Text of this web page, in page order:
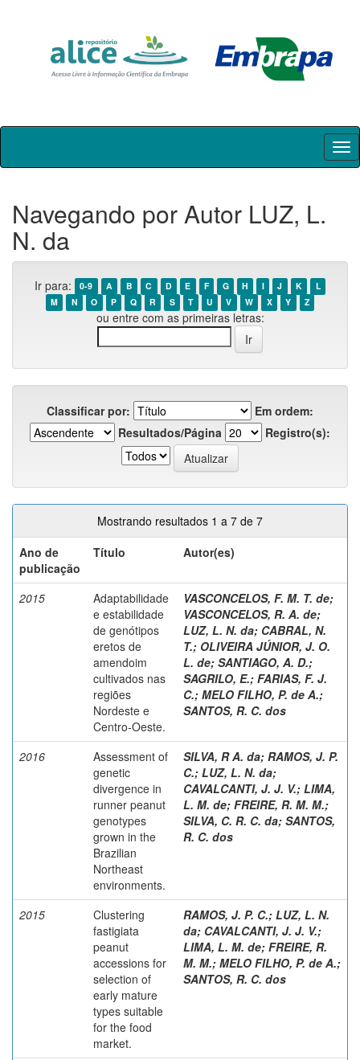
Skip
Navegando por Autor LUZ, L.
N. da
Ir para: 0-9 A B C D E F G H I J K
L
M
N O P Q R S T U V W X Y Z
ou entre com as primeiras letras:
Classificar por:
Em ordem:
Resultados/Página
Registro(s):
Mostrando resultados 1 a 7 de 7
Ano de
publicação
Título Autor(es)
2015
Adaptabilidade
e estabilidade
de genótipos
eretos de
amendoim
cultivados nas
regiões
Nordeste e
Centro-Oeste.
VASCONCELOS, F. M. T. de;
VASCONCELOS, R. A. de;
LUZ, L. N. da; CABRAL, N.
T.; OLIVEIRA JÚNIOR, J. O.
L. de; SANTIAGO, A. D.;
SAGRILO, E.; FARIAS, F. J.
C.; MELO FILHO, P. de A.;
SANTOS, R. C. dos
2016
Assessment of
genetic
divergence in
runner peanut
genotypes
grown in the
Brazilian
Northeast
environments.
SILVA, R A. da; RAMOS, J. P.
C.; LUZ, L. N. da;
CAVALCANTI, J. J. V.; LIMA,
L. M. de; FREIRE, R. M. M.;
SILVA, C. R. C. da; SANTOS,
R. C. dos
2015
Clustering
fastigiata
peanut
accessions for
selection of
early mature
types suitable
for the food
market.
RAMOS, J. P. C.; LUZ, L. N.
da; CAVALCANTI, J. J. V.;
LIMA, L. M. de; FREIRE, R.
M. M.; MELO FILHO, P. de A.;
SANTOS, R. C. dos